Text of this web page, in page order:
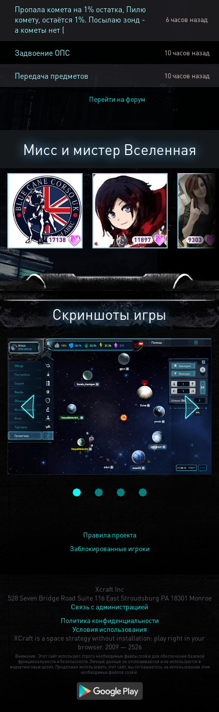
Пропала комета на 1% остатка, Пилю
комету, остаётся 1%. Посылаю зонд -
а кометы нет (
6 часов назад
Задвоение ОПС 10 часов назад
Передача предметов 10 часов назад
Перейти на форум
Мисс и мистер Вселенная
17138 11897 9303
Скриншоты игры
Правила проекта
Заблокированные игроки
Xcraft Inc
528 Seven Bridge Road Suite 116 East Stroudsburg PA 18301 Monroe
Связь с администрацией
Политика конфиденциальности
Условия использования
XCraft is a space strategy without installation: play right in your
browser. 2009 — 2526
Внимание: Этот сайт использует строго необходимые файлы cookie для обеспечения базовой
функциональности и безопасности. Личные данные не отслеживаются и не используются в
маркетинговых целях. Продолжая использовать этот сайт, вы соглашаетесь на использование этих
необходимых файлов cookie.